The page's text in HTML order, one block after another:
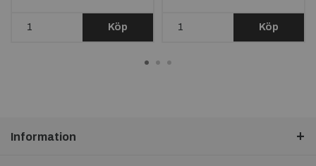
Köp Köp
Information